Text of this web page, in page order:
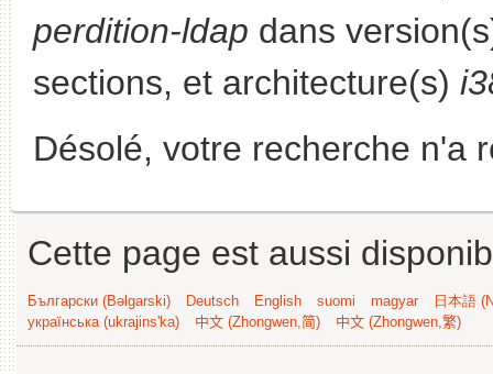
perdition-ldap dans
sections, et architecture(s)
Désolé, votre recherche n'a
Cette page est aussi
Български (Bəlgarski) Deutsch English suomi magyar
日本語
українська (ukrajins'ka)
中文 (Zhongwen,简) 中文 (Zhongwen,繁)